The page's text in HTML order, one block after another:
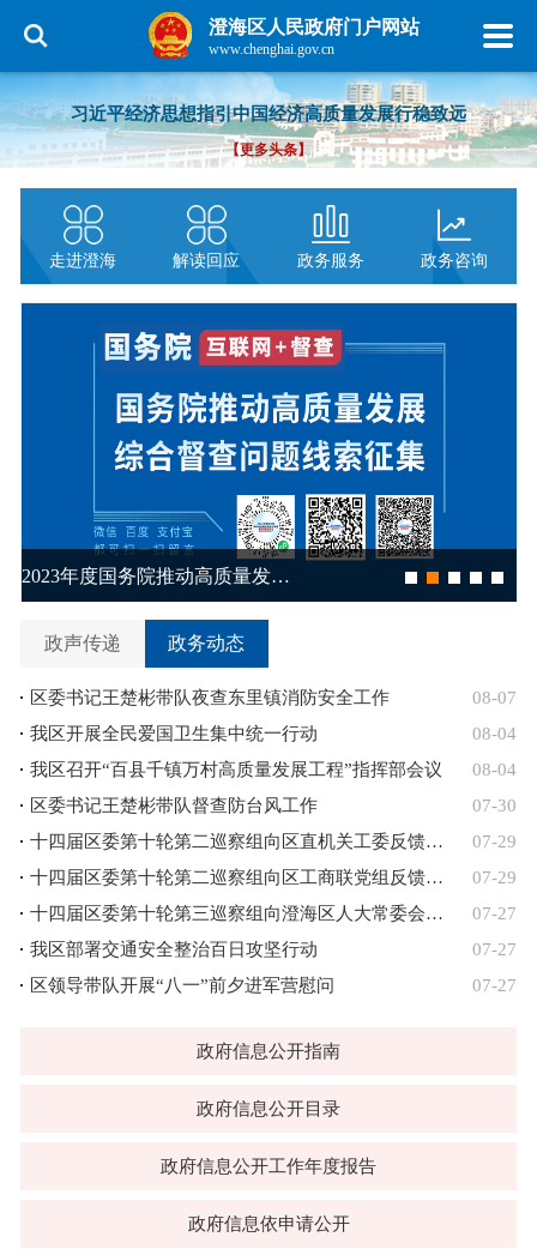
澄海区人民政府门户网站
www.chenghai.gov.cn
习近平经济思想指引中国经济高质量发展行稳致远
【更多头条】
走进澄海 解读回应 政务服务 政务咨询
政声传递 政务动态
区委书记王楚彬带队夜查东里镇消防安全工作
08-07
我区开展全民爱国卫生集中统一行动
08-04
我区召开“百县千镇万村高质量发展工程”指挥部会议
08-04
区委书记王楚彬带队督查防台风工作
07-30
十四届区委第十轮第二巡察组向区直机关工委反馈巡察情况
07-29
十四届区委第十轮第二巡察组向区工商联党组反馈巡察情况
07-29
十四届区委第十轮第三巡察组向澄海区人大常委会机关党组反馈巡察情况
07-27
我区部署交通安全整治百日攻坚行动
07-27
区领导带队开展“八一”前夕进军营慰问
07-27
政府信息公开指南
政府信息公开目录
政府信息公开工作年度报告
政府信息依申请公开